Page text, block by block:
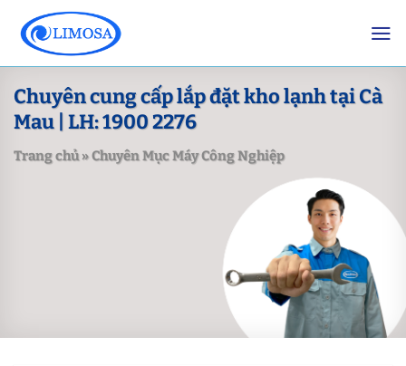
content
Chuyên cung cấp lắp đặt kho lạnh tại Cà
Mau | LH: 1900 2276
Trang chủ»Chuyên Mục Máy Công Nghiệp